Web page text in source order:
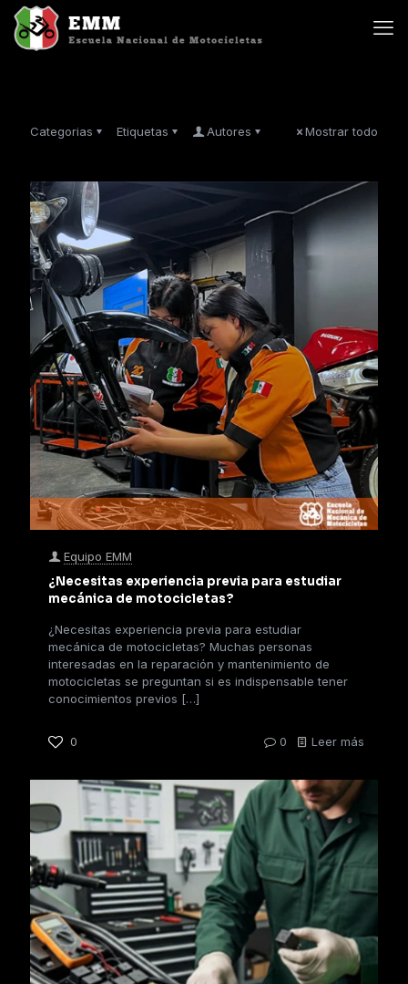
Categorias Etiquetas Autores Mostrar todo
Equipo EMM
¿Necesitas experiencia previa para estudiar
mecánica de motocicletas?
¿Necesitas experiencia previa para estudiar
mecánica de motocicletas? Muchas personas
interesadas en la reparación y mantenimiento de
motocicletas se preguntan si es indispensable tener
conocimientos previos […]
0 0 Leer más